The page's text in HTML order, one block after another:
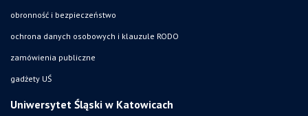
obronność i bezpieczeństwo
ochrona danych osobowych i klauzule RODO
zamówienia publiczne
gadżety UŚ
Uniwersytet Śląski w Katowicach